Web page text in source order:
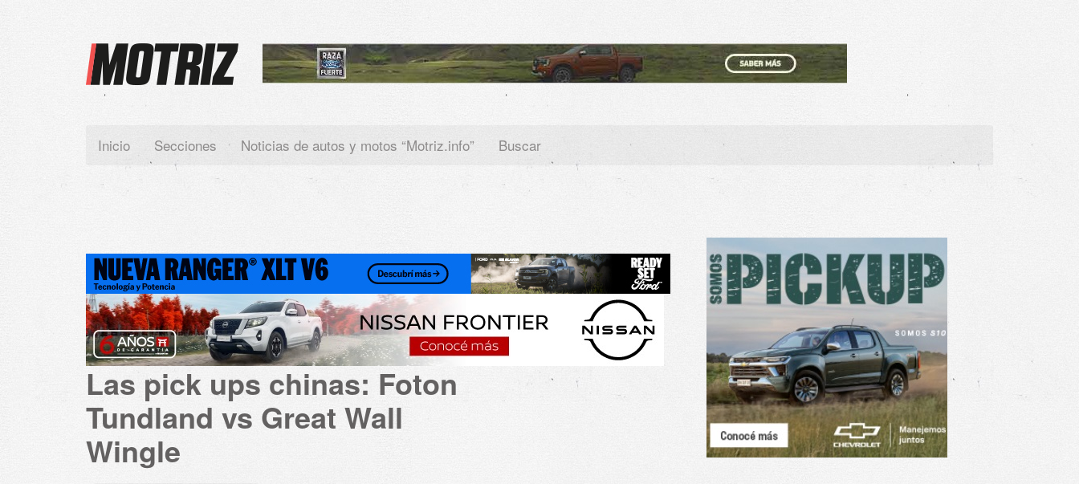
Inicio Secciones Noticias de autos y motos “Motriz.info” Buscar
Las pick ups chinas: Foton
Tundland vs Great Wall
Wingle